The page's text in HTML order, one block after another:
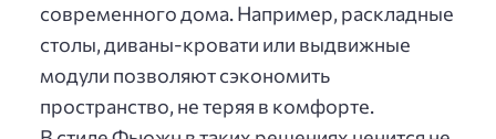
современного дома. Например, раскладные
столы, диваны-кровати или выдвижные
модули позволяют сэкономить
пространство, не теряя в комфорте.